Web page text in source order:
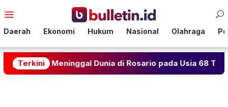
ke
Mobile
Daerah Ekonomi Hukum Nasional Olahraga
TerkiniDunia di Rosario pada Usia 68 Tahun